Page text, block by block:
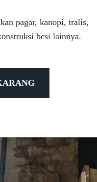
pagar, kanopi, tralis,
besi lainnya.